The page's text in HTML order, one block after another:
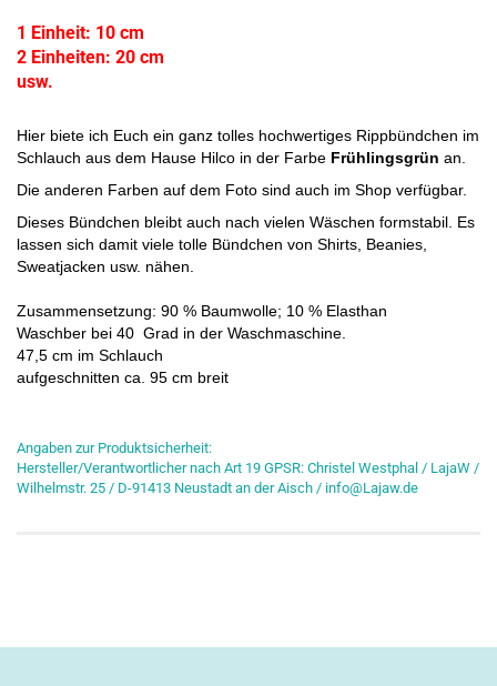
1 Einheit: 10 cm
2 Einheiten: 20 cm
usw.
Hier biete ich Euch ein ganz tolles hochwertiges Rippbündchen im
Schlauch aus dem Hause Hilco in der Farbe Frühlingsgrün an.
Die anderen Farben auf dem Foto sind auch im Shop verfügbar.
Dieses Bündchen bleibt auch nach vielen Wäschen formstabil. Es
lassen sich damit viele tolle Bündchen von Shirts, Beanies,
Sweatjacken usw. nähen.
Zusammensetzung: 90 % Baumwolle; 10 % Elasthan
Waschber bei 40 Grad in der Waschmaschine.
47,5 cm im Schlauch
aufgeschnitten ca. 95 cm breit
Angaben zur Produktsicherheit:
Hersteller/Verantwortlicher nach Art 19 GPSR: Christel Westphal / LajaW /
Wilhelmstr. 25 / D-91413 Neustadt an der Aisch / info@Lajaw.de